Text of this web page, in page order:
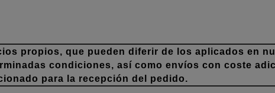
propios, que pueden diferir de los aplicados en
condiciones, así como envíos con coste
para la recepción del pedido.